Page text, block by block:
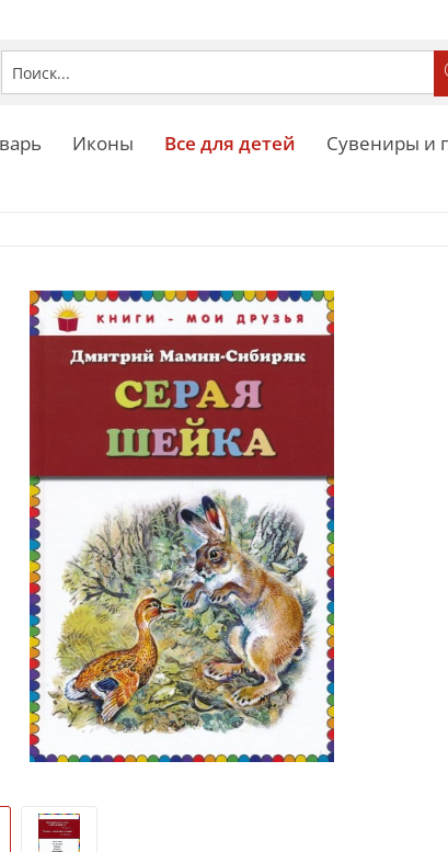
Иконы Все для детей Сувениры и